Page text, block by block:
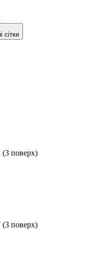
сітки
(3 поверх)
поверх)